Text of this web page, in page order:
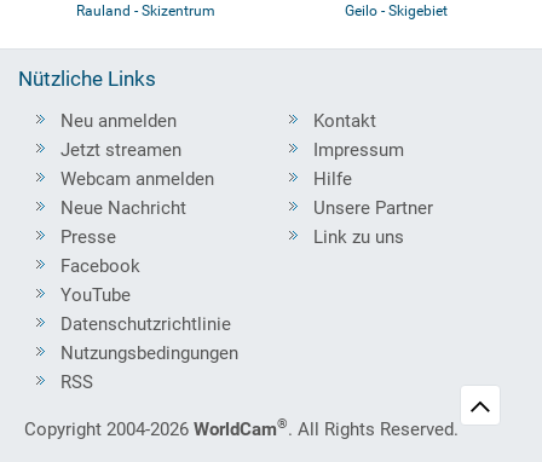
Rauland - Skizentrum Geilo - Skigebiet
Nützliche Links
Neu anmelden
Jetzt streamen
Webcam anmelden
Neue Nachricht
Presse
Kontakt
Impressum
Hilfe
Unsere Partner
Link zu uns
Facebook
YouTube
Datenschutzrichtlinie
Nutzungsbedingungen
RSS
Copyright 2004-2026 WorldCam®. All Rights Reserved.